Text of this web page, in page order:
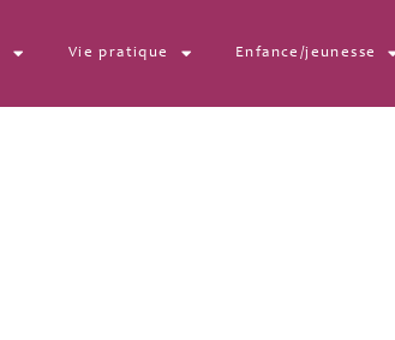
Vie pratique Enfance/jeunesse